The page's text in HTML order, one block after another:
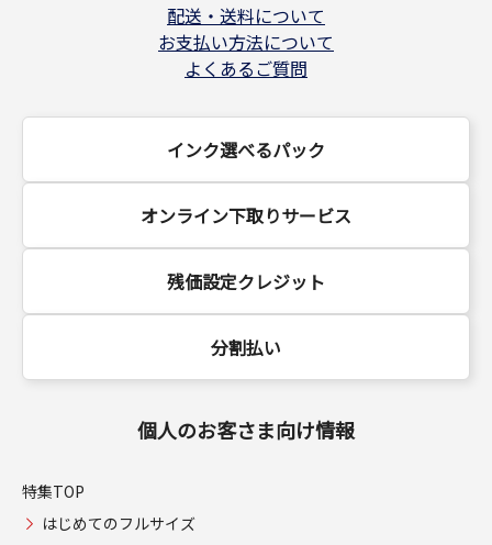
配送・送料について
お支払い方法について
よくあるご質問
インク選べるパック
オンライン下取りサービス
残価設定クレジット
分割払い
個人のお客さま向け情報
特集TOP
はじめてのフルサイズ